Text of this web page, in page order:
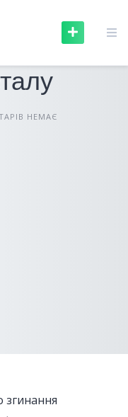
НЕМАЄ
згинання